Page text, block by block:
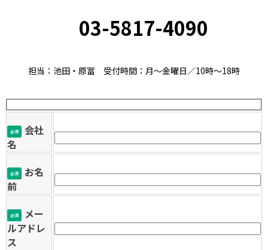
03-5817-4090
担当：池田・原冨 受付時間：月～金曜日／10時～18時
必須
会社
名
必須
お名
前
必須
メー
ルアドレ
ス